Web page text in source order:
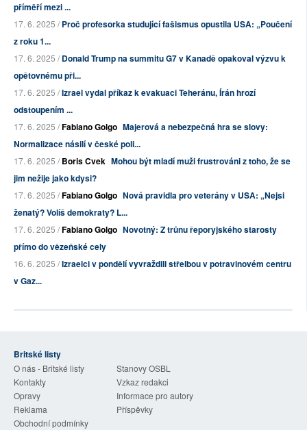
příměří mezi ...
17. 6. 2025 /Proč profesorka studující fašismus opustila USA: „Poučení
z roku 1...
17. 6. 2025 /Donald Trump na summitu G7 v Kanadě opakoval výzvu k
opětovnému při...
17. 6. 2025 /Izrael vydal příkaz k evakuaci Teheránu, Írán hrozí
odstoupením ...
17. 6. 2025 /Fabiano Golgo Majerová a nebezpečná hra se slovy:
Normalizace násilí v české poli...
17. 6. 2025 /Boris Cvek Mohou být mladí muži frustrováni z toho, že se
jim nežije jako kdysi?
17. 6. 2025 /Fabiano Golgo Nová pravidla pro veterány v USA: „Nejsi
ženatý? Volíš demokraty? L...
17. 6. 2025 /Fabiano Golgo Novotný: Z trůnu řeporyjského starosty
přímo do vězeňské cely
16. 6. 2025 /Izraelci v pondělí vyvraždili střelbou v potravinovém centru
v Gaz...
Britské listy
O nás - Britské listy
Stanovy OSBL
Kontakty
Vzkaz redakci
Opravy
Informace pro autory
Reklama
Příspěvky
Obchodní podmínky